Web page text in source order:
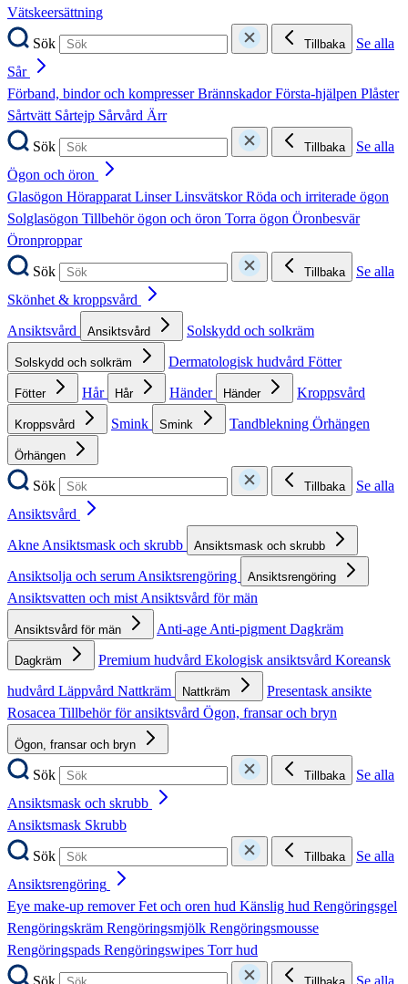
Vätskeersättning
Sök
Tillbaka
Se alla
Sår
Förband, bindor och kompresserBrännskadorFörsta-hjälpen Plåster
Sårtvätt Sårtejp Sårvård Ärr
Sök
Tillbaka
Se alla
Ögon och öron
Glasögon HörapparatLinserLinsvätskorRöda och irriterade ögon
Solglasögon Tillbehör ögon och öron Torra ögon Öronbesvär
Öronproppar
Sök
Tillbaka
Se alla
Skönhet & kroppsvård
Ansiktsvård
Ansiktsvård Solskydd och solkräm
Solskydd och solkräm Dermatologisk hudvård Fötter
Fötter Hår Hår Händer Händer Kroppsvård
Kroppsvård Smink Smink Tandblekning Örhängen
Örhängen
Sök Tillbaka
Se alla
Ansiktsvård
AkneAnsiktsmask och skrubb Ansiktsmask och skrubb
Ansiktsolja och serumAnsiktsrengöring Ansiktsrengöring
Ansiktsvatten och mistAnsiktsvård för män
Ansiktsvård för män Anti-ageAnti-pigmentDagkräm
Dagkräm Premium hudvård Ekologisk ansiktsvård Koreansk
hudvård Läppvård Nattkräm Nattkräm
Presentask ansikte
Rosacea Tillbehör för ansiktsvård Ögon, fransar och bryn
Ögon, fransar och bryn
Sök Tillbaka
Se alla
Ansiktsmask och skrubb
Ansiktsmask Skrubb
Sök
Tillbaka
Se alla
Ansiktsrengöring
Eye make-up removerFet och oren hud Känslig hud Rengöringsgel
Rengöringskräm Rengöringsmjölk Rengöringsmousse
Rengöringspads Rengöringswipes Torr hud